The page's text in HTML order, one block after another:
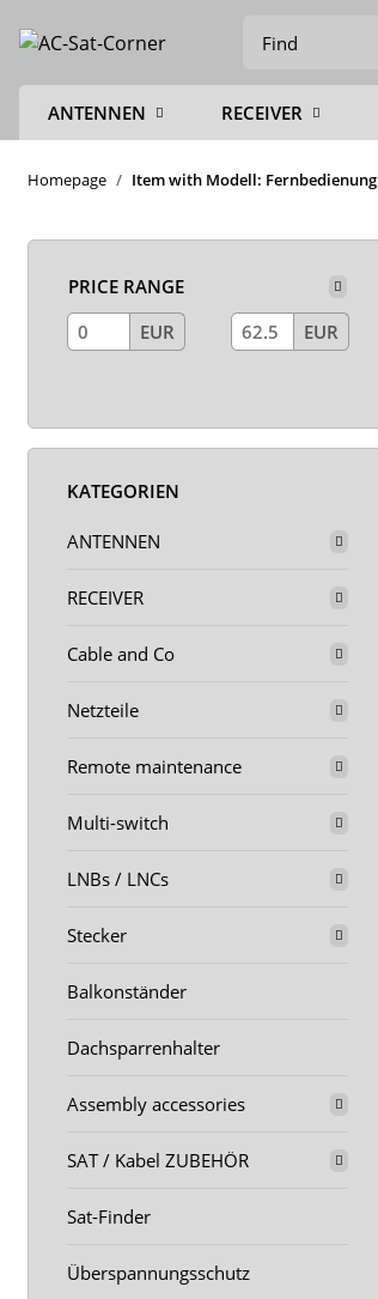
ANTENNEN RECEIVER
Homepage Item with Modell: Fernbedienung
PRICE RANGE
EUR
EUR
KATEGORIEN
ANTENNEN
RECEIVER
Cable and Co
Netzteile
Remote maintenance
Multi-switch
LNBs / LNCs
Stecker
Balkonständer
Dachsparrenhalter
Assembly accessories
SAT / Kabel ZUBEHÖR
Sat-Finder
Überspannungsschutz